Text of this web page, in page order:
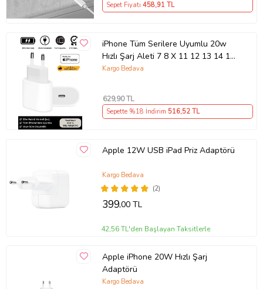
Sepet Fiyatı 458,91 TL
iPhone Tüm Serilere Uyumlu 20w
Hızlı Şarj Aleti 7 8 X 11 12 13 14 15
16 İçin Type-C Girişli Adaptör
Kargo Bedava
629,90 TL
Sepette %18 İndirim 516,52 TL
Apple 12W USB iPad Priz Adaptörü
(2)
Kargo Bedava
399,00 TL
42,56 TL'den Başlayan Taksitlerle
Apple iPhone 20W Hızlı Şarj
Adaptörü
Kargo Bedava